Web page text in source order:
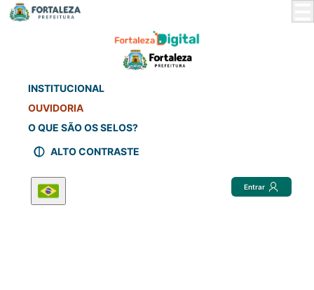
INSTITUCIONAL
OUVIDORIA
O QUE SÃO OS SELOS?
ALTO CONTRASTE
Entrar